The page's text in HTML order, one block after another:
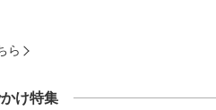
ら
け特集